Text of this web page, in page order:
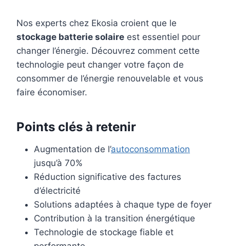
Nos experts chez Ekosia croient que le
stockage batterie solaire est essentiel pour
changer l’énergie. Découvrez comment cette
technologie peut changer votre façon de
consommer de l’énergie renouvelable et vous
faire économiser.
Points clés à retenir
Augmentation de l’autoconsommation
jusqu’à 70%
Réduction significative des factures
d’électricité
Solutions adaptées à chaque type de foyer
Contribution à la transition énergétique
Technologie de stockage fiable et